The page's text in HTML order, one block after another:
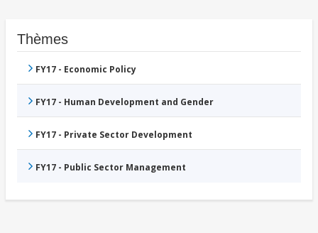
Thèmes
FY17 - Economic Policy
FY17 - Human Development and Gender
FY17 - Private Sector Development
FY17 - Public Sector Management